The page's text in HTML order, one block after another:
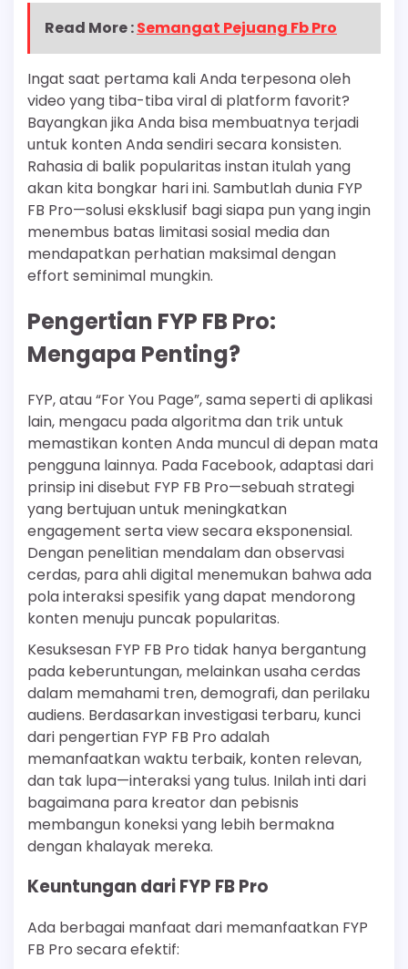
Read More :Semangat Pejuang Fb Pro
Ingat saat pertama kali Anda terpesona oleh
video yang tiba-tiba viral di platform favorit?
Bayangkan jika Anda bisa membuatnya terjadi
untuk konten Anda sendiri secara konsisten.
Rahasia di balik popularitas instan itulah yang
akan kita bongkar hari ini. Sambutlah dunia FYP
FB Pro—solusi eksklusif bagi siapa pun yang ingin
menembus batas limitasi sosial media dan
mendapatkan perhatian maksimal dengan
effort seminimal mungkin.
Pengertian FYP FB Pro:
Mengapa Penting?
FYP, atau “For You Page”, sama seperti di aplikasi
lain, mengacu pada algoritma dan trik untuk
memastikan konten Anda muncul di depan mata
pengguna lainnya. Pada Facebook, adaptasi dari
prinsip ini disebut FYP FB Pro—sebuah strategi
yang bertujuan untuk meningkatkan
engagement serta view secara eksponensial.
Dengan penelitian mendalam dan observasi
cerdas, para ahli digital menemukan bahwa ada
pola interaksi spesifik yang dapat mendorong
konten menuju puncak popularitas.
Kesuksesan FYP FB Pro tidak hanya bergantung
pada keberuntungan, melainkan usaha cerdas
dalam memahami tren, demografi, dan perilaku
audiens. Berdasarkan investigasi terbaru, kunci
dari pengertian FYP FB Pro adalah
memanfaatkan waktu terbaik, konten relevan,
dan tak lupa—interaksi yang tulus. Inilah inti dari
bagaimana para kreator dan pebisnis
membangun koneksi yang lebih bermakna
dengan khalayak mereka.
Keuntungan dari FYP FB Pro
Ada berbagai manfaat dari memanfaatkan FYP
FB Pro secara efektif: